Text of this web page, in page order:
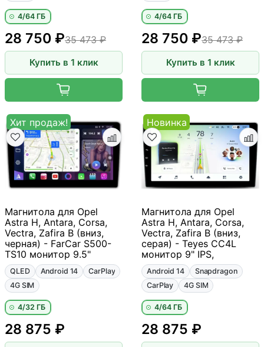
4/64 ГБ
35 473 ₽
28 750 ₽
Купить в 1 клик
4/64 ГБ
35 473 ₽
28 750 ₽
Купить в 1 клик
Хит продаж!
Магнитола для Opel
Astra H, Antara, Corsa,
Vectra, Zafira B (вниз,
черная) - FarCar S500-
TS10 монитор 9.5"
QLED Android 14
CarPlay
4G SIM
4/32 ГБ
28 875 ₽
Новинка
Магнитола для Opel
Astra H, Antara, Corsa,
Vectra, Zafira B (вниз,
серая) - Teyes CC4L
монитор 9" IPS,
Android 14
Snapdragon
CarPlay
4G SIM
4/64 ГБ
28 875 ₽